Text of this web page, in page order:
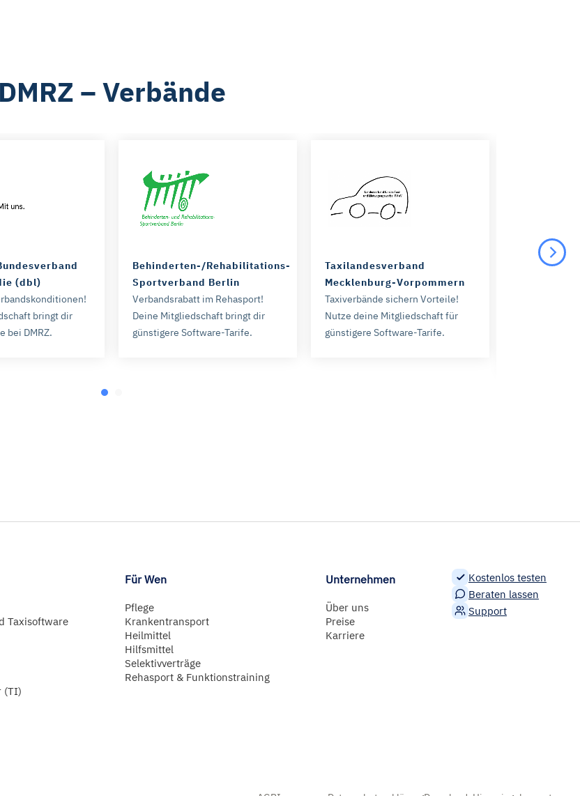
und zu den Cookies führen wir in dieser Datenschutzerklärung
DMRZ – Verbände
(dbl)
bringt dir
bei DMRZ.
Behinderten-/Rehabilitations-
Sportverband Berlin
Verbandsrabatt im Rehasport!
Deine Mitgliedschaft bringt dir
günstigere Software-Tarife.
Taxilandesverband
Mecklenburg-Vorpommern
Taxiverbände sichern Vorteile!
Nutze deine Mitgliedschaft für
günstigere Software-Tarife.
Taxisoftware
(TI)
Für Wen
Pflege
Krankentransport
Heilmittel
Hilfsmittel
Selektivverträge
Rehasport & Funktionstraining
Unternehmen
Über uns
Preise
Karriere
Kostenlos testen
Beraten lassen
Support